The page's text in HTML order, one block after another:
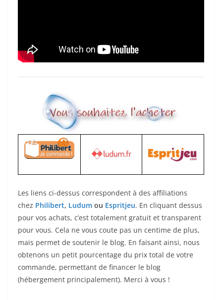
Les liens ci-dessus correspondent à des affiliations
chez Philibert, Ludum ou Espritjeu. En cliquant dessus
pour vos achats, c’est totalement gratuit et transparent
pour vous. Cela ne vous coute pas un centime de plus,
mais permet de soutenir le blog. En faisant ainsi, nous
obtenons un petit pourcentage du prix total de votre
commande, permettant de financer le blog
(hébergement principalement). Merci à vous !